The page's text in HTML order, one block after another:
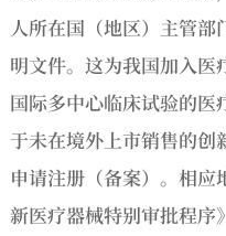
人所在国（地区）主管
明文件。这为我国加入
国际多中心临床试验的医
于未在境外上市销售的创
申请注册（备案）。相
新医疗器械特别审批程